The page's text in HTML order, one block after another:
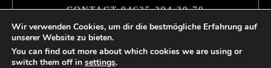
CONTACT 04635 294 30 70
Wir verwenden Cookies, um dir die bestmögliche Erfahrung auf
unserer Website zu bieten.
You can find out more about which cookies we are using or
switch them off in settings.